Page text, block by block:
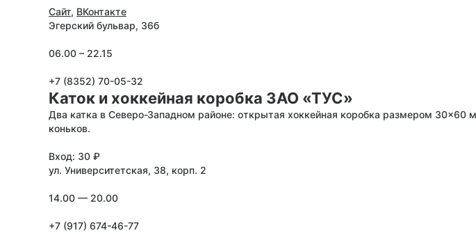
Сайт, ВКонтакте
Эгерский бульвар, 36б
06.00 – 22.15
+7 (8352) 70-05-32
Каток и хоккейная коробка ЗАО «ТУС»
Два катка в Северо-Западном районе: открытая хоккейная коробка размером
коньков.
Вход: 30 ₽
ул. Университетская, 38, корп. 2
14.00 — 20.00
+7 (917) 674-46-77